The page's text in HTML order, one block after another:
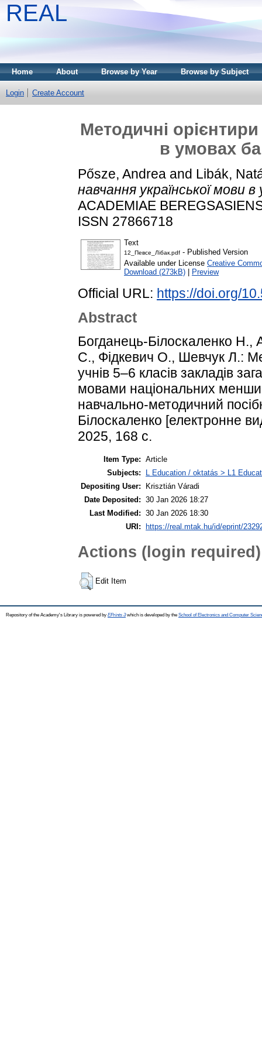
REAL
Home About Browse by Year Browse by Subject
Login Create Account
Методичні
в умовах
Pősze, Andrea and Libák,
навчання української мови
ACADEMIAE
ISSN 27866718
Text
12_Певсе_Лібак.pdf - Published Version
Available under License Creative
Download (273kB)
Preview
Official URL: https://doi.org/
Abstract
Богданець-Білоскаленко
С., Фідкевич О., Шевчук Л.:
учнів 5–6 класів закладів
мовами національних
навчально-методичний
Білоскаленко [електронне
2025, 168 c.
Item Type: Article
Subjects:
L Education / oktatás > L1
Depositing User:
Krisztián Váradi
Date Deposited: 30 Jan 2026 18:27
Last Modified: 30 Jan 2026 18:30
URI:
https://real.mtak.hu/id/eprint/
Actions (login required)
Edit Item
Repository of the Academy's Library is powered by EPrints 3which is developed by the School of Electronics and Computer